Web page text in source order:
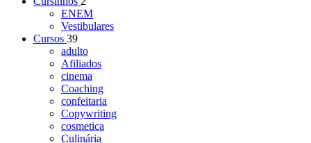
ENEM
Vestibulares
Cursos 39
adulto
Afiliados
cinema
Coaching
confeitaria
Copywriting
cosmetica
Culinária